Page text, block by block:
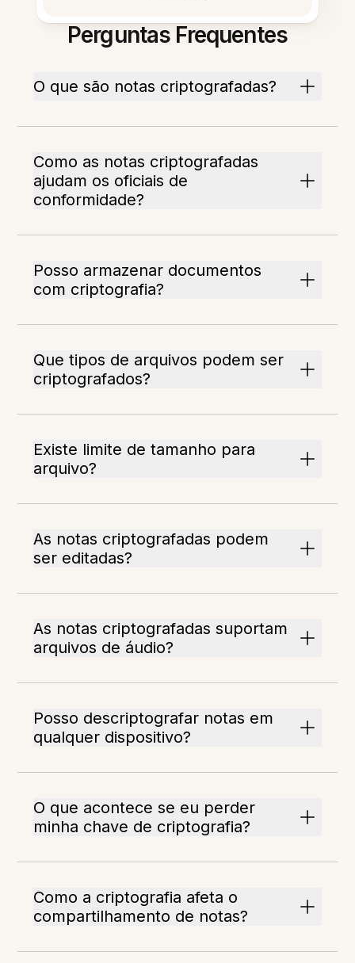
Perguntas Frequentes
O que são notas criptografadas?
Como as notas criptografadas
ajudam os oficiais de
conformidade?
Posso armazenar documentos
com criptografia?
Que tipos de arquivos podem ser
criptografados?
Existe limite de tamanho para
arquivo?
As notas criptografadas podem
ser editadas?
As notas criptografadas suportam
arquivos de áudio?
Posso descriptografar notas em
qualquer dispositivo?
O que acontece se eu perder
minha chave de criptografia?
Como a criptografia afeta o
compartilhamento de notas?